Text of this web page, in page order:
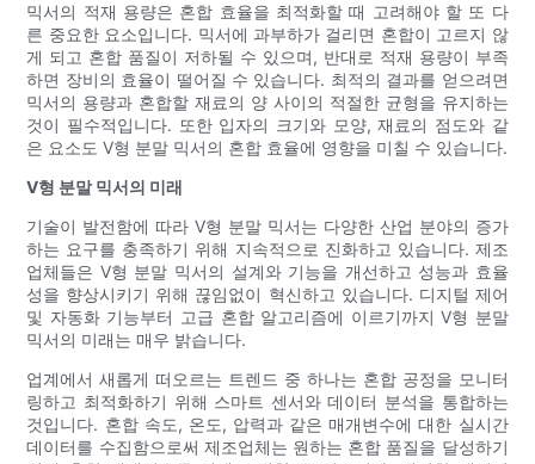
믹서의 적재 용량은 혼합 효율을 최적화할 때 고려해야 할 또 다
른 중요한 요소입니다. 믹서에 과부하가 걸리면 혼합이 고르지 않
게 되고 혼합 품질이 저하될 수 있으며, 반대로 적재 용량이 부족
하면 장비의 효율이 떨어질 수 있습니다. 최적의 결과를 얻으려면
믹서의 용량과 혼합할 재료의 양 사이의 적절한 균형을 유지하는
것이 필수적입니다. 또한 입자의 크기와 모양, 재료의 점도와 같
은 요소도 V형 분말 믹서의 혼합 효율에 영향을 미칠 수 있습니다.
V형 분말 믹서의 미래
기술이 발전함에 따라 V형 분말 믹서는 다양한 산업 분야의 증가
하는 요구를 충족하기 위해 지속적으로 진화하고 있습니다. 제조
업체들은 V형 분말 믹서의 설계와 기능을 개선하고 성능과 효율
성을 향상시키기 위해 끊임없이 혁신하고 있습니다. 디지털 제어
및 자동화 기능부터 고급 혼합 알고리즘에 이르기까지 V형 분말
믹서의 미래는 매우 밝습니다.
업계에서 새롭게 떠오르는 트렌드 중 하나는 혼합 공정을 모니터
링하고 최적화하기 위해 스마트 센서와 데이터 분석을 통합하는
것입니다. 혼합 속도, 온도, 압력과 같은 매개변수에 대한 실시간
데이터를 수집함으로써 제조업체는 원하는 혼합 품질을 달성하기